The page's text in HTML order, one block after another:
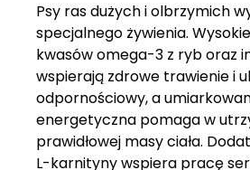
Psy ras dużych i olbrzymich
specjalnego żywienia.
kwasów omega-3 z ryb oraz
wspierają zdrowe trawienie i
odpornościowy, a
energetyczna pomaga w
prawidłowej masy ciała.
L-karnityny wspiera pracę